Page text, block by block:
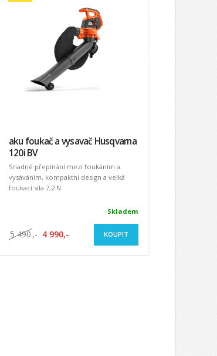
aku foukač a vysavač Husqvarna
120i BV
Snadné přepínání mezi foukáním a
vysáváním, kompaktní design a velká
foukací síla 7,2 N.
Skladem
5 490 ,- 4 990,- KOUPIT